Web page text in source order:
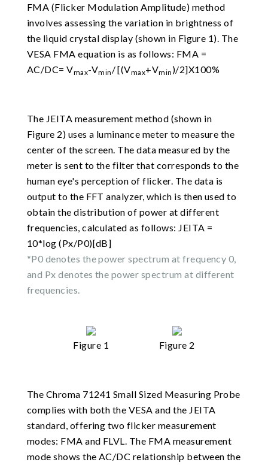
FMA (Flicker Modulation Amplitude) method
involves assessing the variation in brightness of
the liquid crystal display (shown in Figure 1). The
VESA FMA equation is as follows: FMA =
AC/DC= Vmax-Vmin / [(Vmax+Vmin )/2]X100%
The JEITA measurement method (shown in
Figure 2) uses a luminance meter to measure the
center of the screen. The data measured by the
meter is sent to the filter that corresponds to the
human eye's perception of flicker. The data is
output to the FFT analyzer, which is then used to
obtain the distribution of power at different
frequencies, calculated as follows: JEITA =
10*log (Px/P0)[dB]
*P0 denotes the power spectrum at frequency 0,
and Px denotes the power spectrum at different
frequencies.
Figure 1 Figure 2
The Chroma 71241 Small Sized Measuring Probe
complies with both the VESA and the JEITA
standard, offering two flicker measurement
modes: FMA and FLVL. The FMA measurement
mode shows the AC/DC relationship between the